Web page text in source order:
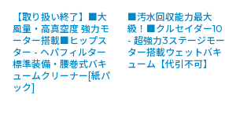
【取り扱い終了】■大
風量・高真空度 強力モ
ーター搭載■ヒップス
ター - ヘパフィルター
標準装備・腰巻式バキ
ュームクリーナー[紙パ
ック]
■汚水回収能力最大
級！■クルセイダー10
- 超強力3ステージモー
ター搭載ウェットバキ
ューム【代引不可】